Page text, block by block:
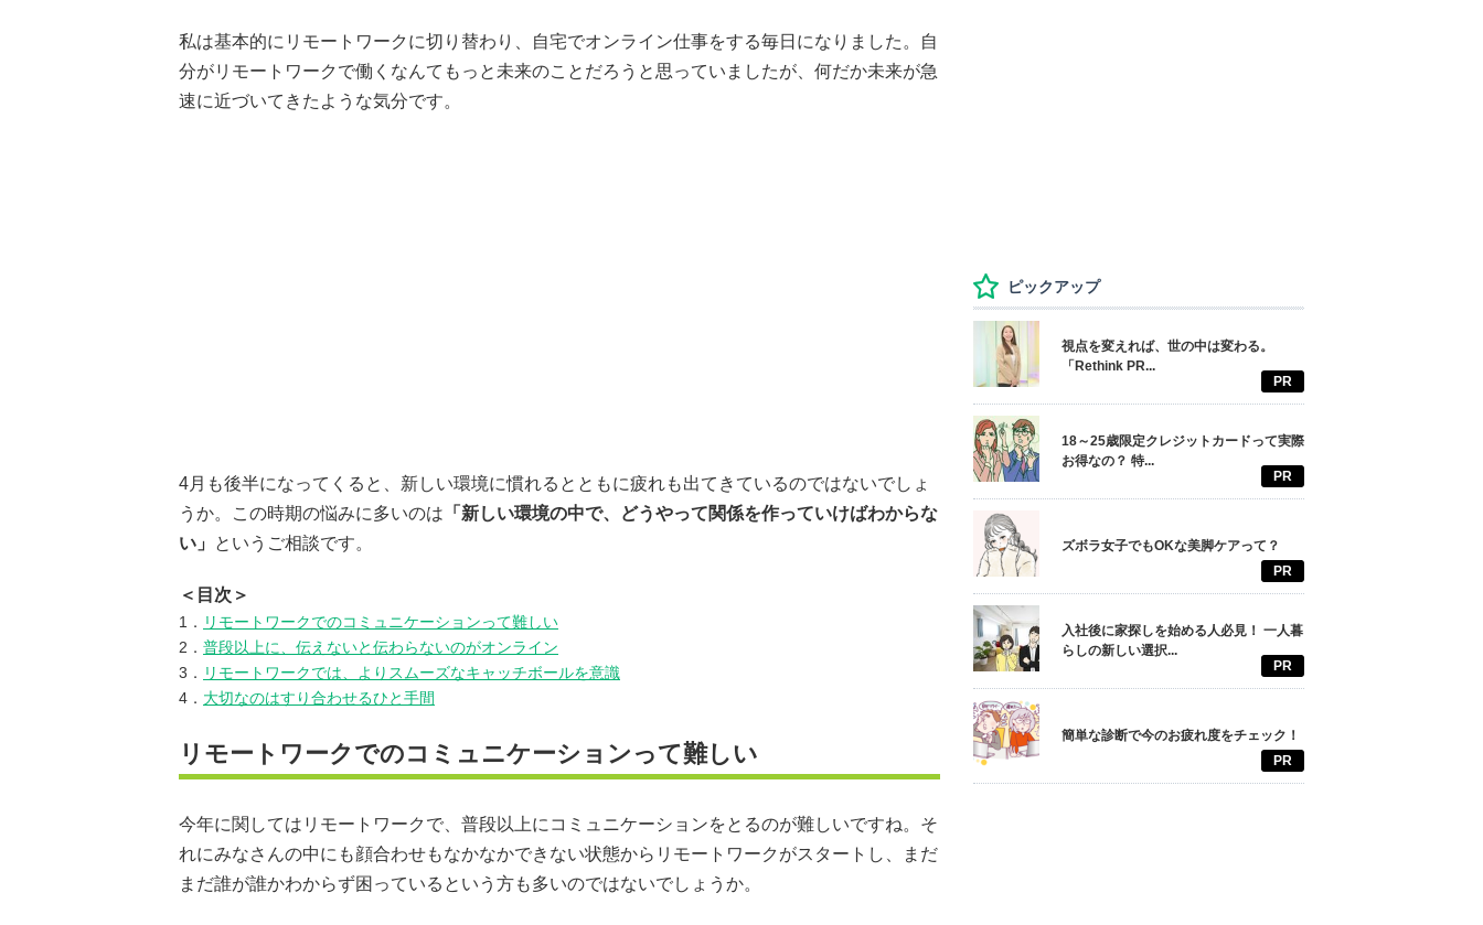
私は基本的にリモートワークに切り替わり、自宅でオンライン仕事をする毎日になりました。自
分がリモートワークで働くなんてもっと未来のことだろうと思っていましたが、何だか未来が急
速に近づいてきたような気分です。
4月も後半になってくると、新しい環境に慣れるとともに疲れも出てきているのではないでしょ
うか。この時期の悩みに多いのは 「新しい環境の中で、どうやって関係を作っていけばわからな
い」
というご相談です。
＜目次＞
1． リモートワークでのコミュニケーションって難しい
2． 普段以上に、伝えないと伝わらないのがオンライン
3． リモートワークでは、よりスムーズなキャッチボールを意識
4． 大切なのはすり合わせるひと手間
リモートワークでのコミュニケーションって難しい
今年に関してはリモートワークで、普段以上にコミュニケーションをとるのが難しいですね。そ
れにみなさんの中にも顔合わせもなかなかできない状態からリモートワークがスタートし、まだ
まだ誰が誰かわからず困っているという方も多いのではないでしょうか。
ピックアップ
視点を変えれば、世の中は変わる。
「Rethink PR...
PR
18～25歳限定クレジットカードって実際
お得なの？ 特...
PR
ズボラ女子でもOKな美脚ケアって？
PR
入社後に家探しを始める人必見！ 一人暮
らしの新しい選択...
PR
簡単な診断で今のお疲れ度をチェック！
PR